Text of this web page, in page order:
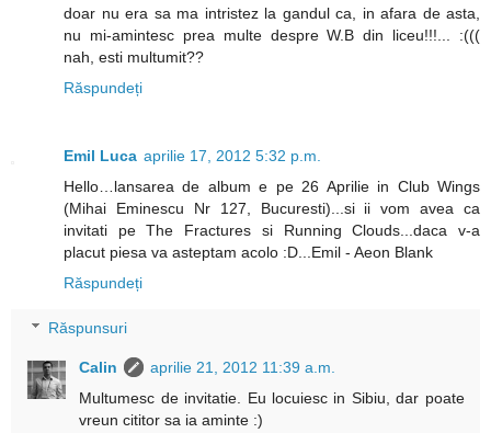
doar nu era sa ma intristez la gandul ca, in afara de asta,
nu mi-amintesc prea multe despre W.B din liceu!!!... :(((
nah, esti multumit??
Răspundeți
Emil Luca aprilie 17, 2012 5:32 p.m.
Hello…lansarea de album e pe 26 Aprilie in Club Wings
(Mihai Eminescu Nr 127, Bucuresti)...si ii vom avea ca
invitati pe The Fractures si Running Clouds...daca v-a
placut piesa va asteptam acolo :D...Emil - Aeon Blank
Răspundeți
Răspunsuri
Calin
aprilie 21, 2012 11:39 a.m.
Multumesc de invitatie. Eu locuiesc in Sibiu, dar poate
vreun cititor sa ia aminte :)